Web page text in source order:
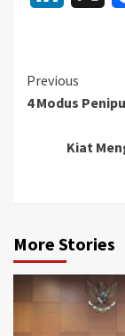
Continue
Reading
Previous
4 Modus
Kiat
More Stories